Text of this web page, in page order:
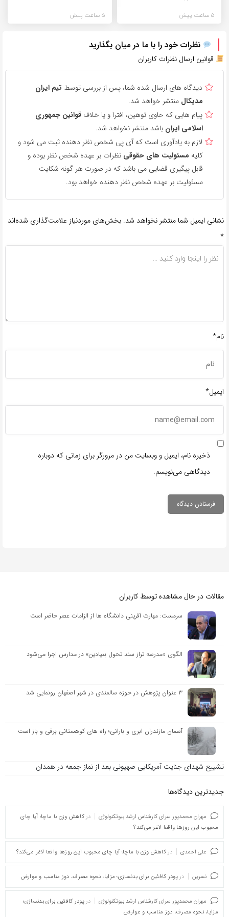
5 ساعت پیش 5 ساعت پیش
نظرات خود را با ما در میان بگذارید
قوانین ارسال نظرات کاربران
دیدگاه های ارسال شده شما، پس از بررسی توسط تیم ایران
مدیکال منتشر خواهد شد.
پیام هایی که حاوی توهین، افترا و یا خلاف قوانین جمهوری
اسلامی ایران باشد منتشر نخواهد شد.
لازم به یادآوری است که آی پی شخص نظر دهنده ثبت می شود و
کلیه مسئولیت های حقوقی نظرات بر عهده شخص نظر بوده و
قابل پیگیری قضایی می باشد که در صورت هر گونه شکایت
مسئولیت بر عهده شخص نظر دهنده خواهد بود.
نشانی ایمیل شما منتشر نخواهد شد. بخش‌های موردنیاز علامت‌گذاری شده‌اند
*
نام*
ایمیل*
ذخیره نام، ایمیل و وبسایت من در مرورگر برای زمانی که دوباره
دیدگاهی می‌نویسم.
مقالات در حال مشاهده توسط کاربران
سرمست: مهارت آفرینی دانشگاه ها از الزامات عصر حاضر است
الگوی «مدرسه تراز سند تحول بنیادین» در مدارس اجرا می‌شود
۳ عنوان پژوهش در حوزه سالمندی در شهر اصفهان رونمایی شد
آسمان مازندران ابری و بارانی؛ راه های کوهستانی برفی و باز است
تشییع شهدای جنایت آمریکایی صهیونی بعد از نماز جمعه در همدان
جدیدترین دیدگاه‌‌ها
مهران محمدپور سرای کارشناس ارشد بیوتکنولوژی در کاهش وزن با ماچا؛ آیا چای
محبوب این روزها واقعا لاغر می‌کند؟
علی احمدی در کاهش وزن با ماچا؛ آیا چای محبوب این روزها واقعا لاغر می‌کند؟
نسرین در پودر کافئین برای بدنسازی؛ مزایا، نحوه مصرف، دوز مناسب و عوارض
مهران محمدپور سرای کارشناس ارشد بیوتکنولوژی در پودر کافئین برای بدنسازی؛
مزایا، نحوه مصرف، دوز مناسب و عوارض